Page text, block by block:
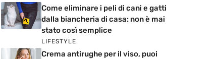
Come eliminare i peli di cani e gatti
dalla biancheria di casa: non è mai
stato così semplice
LIFESTYLE
Crema antirughe per il viso, puoi